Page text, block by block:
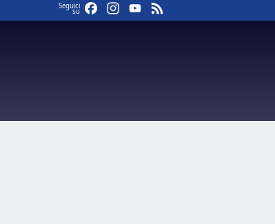
Seguici
su FacebookInstagram
YouTube